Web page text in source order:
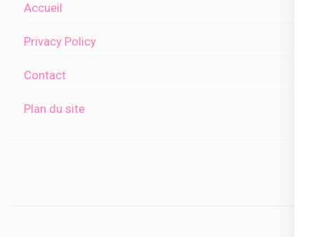
Accueil
Privacy Policy
Contact
Plan du site